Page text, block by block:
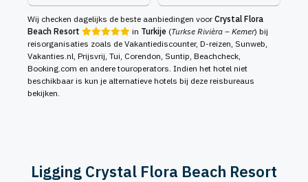
Wij checken dagelijks de beste aanbiedingen voorCrystal Flora
Beach Resort
in Turkije (Turkse Rivièra – Kemer) bij
reisorganisaties zoals de Vakantiediscounter, D-reizen, Sunweb,
Vakanties.nl, Prijsvrij, Tui, Corendon, Suntip, Beachcheck,
Booking.com en andere touroperators. Indien het hotel niet
beschikbaar is kun je alternatieve hotels bij deze reisbureaus
bekijken.
Ligging Crystal Flora Beach Resort